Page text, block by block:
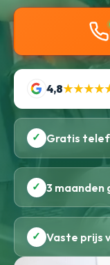
4,8
✓ Gratis
✓ 3 maanden
✓ Vaste prijs